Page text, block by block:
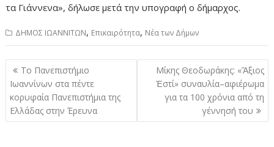
τα Γιάννενα», δήλωσε μετά την υπογραφή ο δήμαρχος.
ΔΗΜΟΣ ΙΩΑΝΝΙΤΩΝ, Επικαιρότητα, Νέα των Δήμων
Πλοήγηση
άρθρων
Το Πανεπιστήμιο
Ιωαννίνων στα πέντε
κορυφαία Πανεπιστήμια της
Ελλάδας στην Έρευνα
Μίκης Θεοδωράκης: «Ἄξιος
Ἐστί» συναυλία–αφιέρωμα
για τα 100 χρόνια από τη
γέννησή του